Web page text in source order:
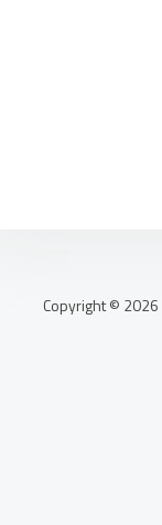
Copyright © 2026